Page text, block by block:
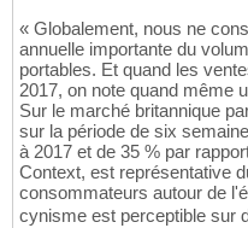
« Globalement, nous ne
annuelle importante du
portables. Et quand les
2017, on note quand même
Sur le marché britannique
sur la période de six
à 2017 et de 35 % par
Context, est représentative
consommateurs autour de
cynisme est perceptible sur